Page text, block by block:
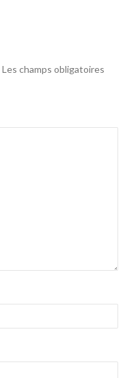
Les champs obligatoires